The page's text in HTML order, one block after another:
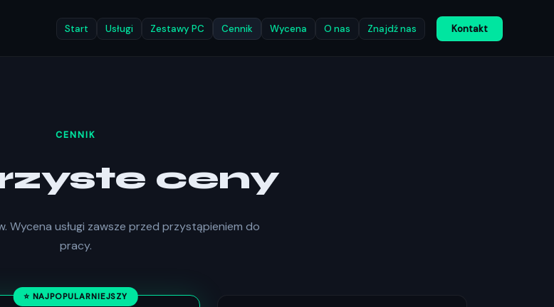
Start Usługi Zestawy PC Cennik Wycena O nas Znajdź nas Kontakt
CENNIK
ceny
Wycena usługi zawsze przed przystąpieniem do
pracy.
⭐ NAJPOPULARNIEJSZY